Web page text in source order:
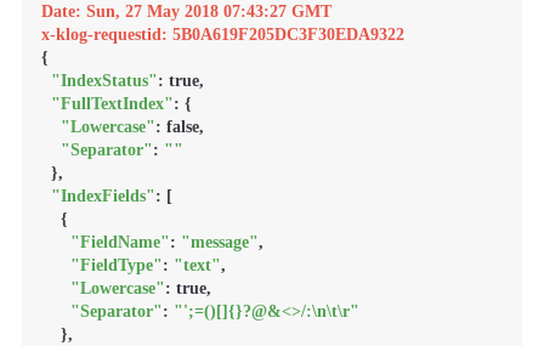
Date: Sun, 27 May 2018 07:43:27 GMT
x-klog-requestid: 5B0A619F205DC3F30EDA9322
{
"IndexStatus": true,
"FullTextIndex": {
"Lowercase": false,
"Separator": ""
  },
"IndexFields": [
    {
"FieldName": "message",
"FieldType": "text",
"Lowercase": true,
"Separator": "';=()[]{}?@&<>/:\n\t\r"
    },